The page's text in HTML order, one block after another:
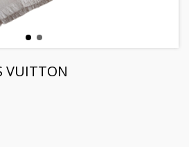
VUITTON